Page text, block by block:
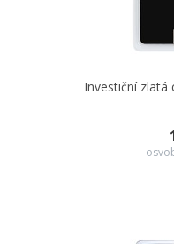
Investiční zlatá